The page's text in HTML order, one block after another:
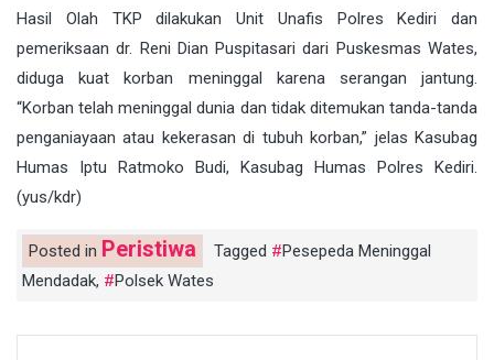
Hasil Olah TKP dilakukan Unit Unafis Polres Kediri dan
pemeriksaan dr. Reni Dian Puspitasari dari Puskesmas Wates,
diduga kuat korban meninggal karena serangan jantung.
“Korban telah meninggal dunia dan tidak ditemukan tanda-tanda
penganiayaan atau kekerasan di tubuh korban,” jelas Kasubag
Humas Iptu Ratmoko Budi, Kasubag Humas Polres Kediri.
(yus/kdr)
Posted in Peristiwa Tagged
Pesepeda Meninggal
Mendadak, Polsek Wates